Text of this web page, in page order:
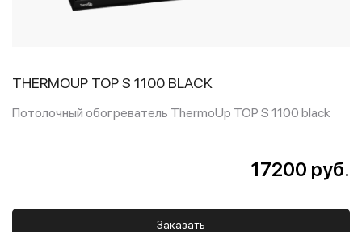
THERMOUP TOP S 1100 BLACK
Потолочный обогреватель ThermoUp TOP S 1100 black
17200 руб.
Заказать